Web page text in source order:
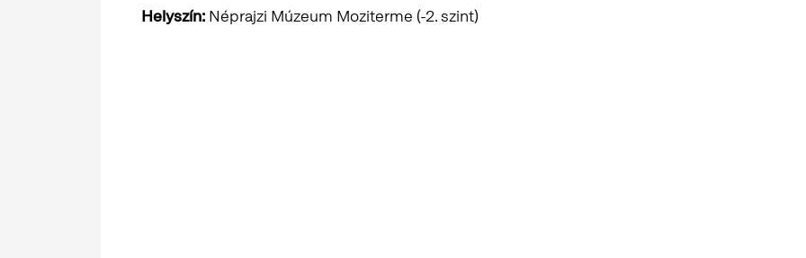
Helyszín: Néprajzi Múzeum Moziterme (-2. szint)